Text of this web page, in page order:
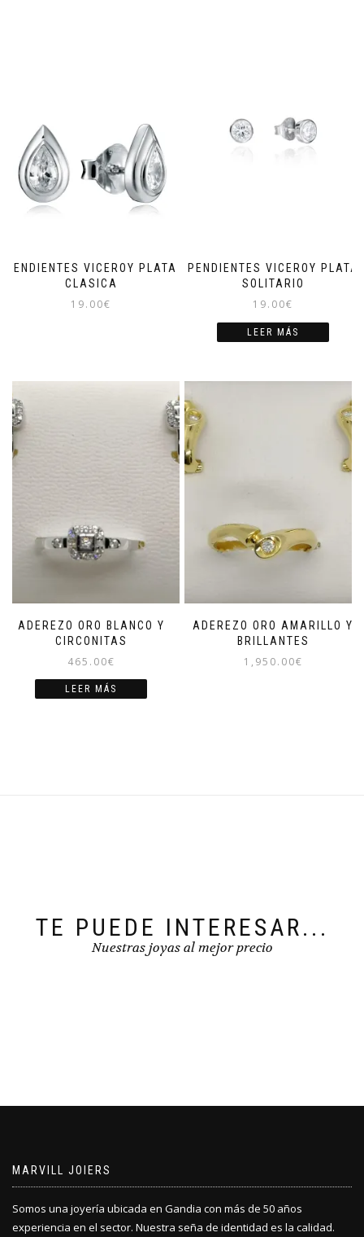
PENDIENTES VICEROY PLATA
CLASICA
19.00€
PENDIENTES VICEROY PLATA
SOLITARIO
19.00€
LEER MÁS
ADEREZO ORO BLANCO Y
CIRCONITAS
465.00€
LEER MÁS
ADEREZO ORO AMARILLO Y
BRILLANTES
1,950.00€
TE PUEDE INTERESAR...
Nuestras joyas al mejor precio
MARVILL JOIERS
Somos una joyería ubicada en Gandia con más de 50 años
experiencia en el sector. Nuestra seña de identidad es la calidad.